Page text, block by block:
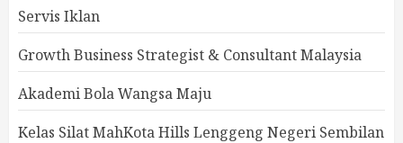
Servis Iklan
Growth Business Strategist & Consultant Malaysia
Akademi Bola Wangsa Maju
Kelas Silat MahKota Hills Lenggeng Negeri Sembilan